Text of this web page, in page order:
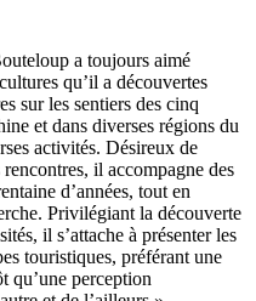
a toujours aimé
qu’il a découvertes
sur les sentiers des cinq
et dans diverses régions du
activités. Désireux de
il accompagne des
d’années, tout en
Privilégiant la découverte
il s’attache à présenter les
touristiques, préférant une
qu’une perception